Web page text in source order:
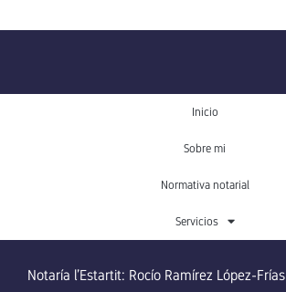
Inicio
Sobre mi
Normativa notarial
Servicios
Notaría l’Estartit: Rocío Ramírez López-Frías